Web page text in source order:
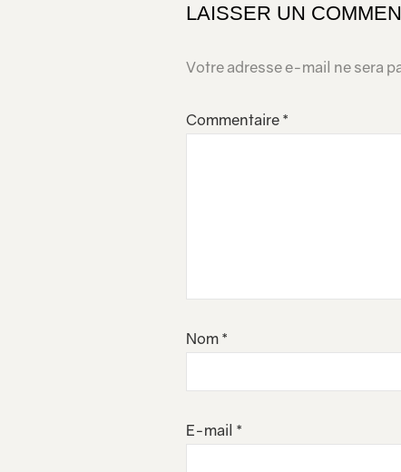
LAISSER UN
Votre adresse e-mail ne sera
Commentaire *
Nom *
E-mail *